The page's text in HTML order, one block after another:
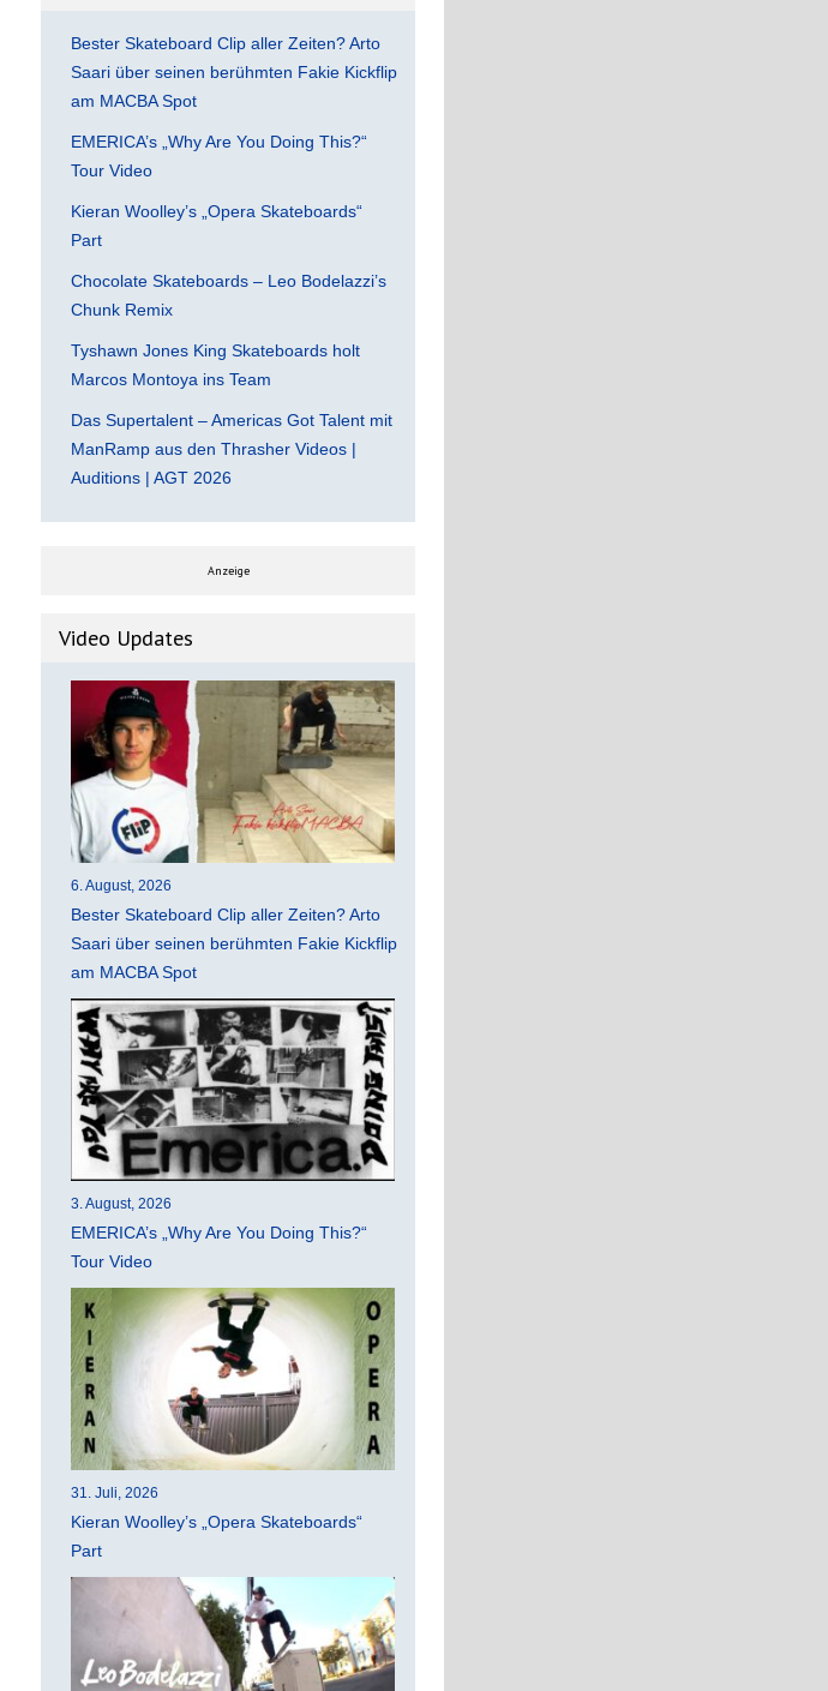
Bester Skateboard Clip aller Zeiten? Arto
Saari über seinen berühmten Fakie Kickflip
am MACBA Spot
EMERICA’s „Why Are You Doing This?“
Tour Video
Kieran Woolley’s „Opera Skateboards“
Part
Chocolate Skateboards – Leo Bodelazzi’s
Chunk Remix
Tyshawn Jones King Skateboards holt
Marcos Montoya ins Team
Das Supertalent – Americas Got Talent mit
ManRamp aus den Thrasher Videos |
Auditions | AGT 2026
Anzeige
Video Updates
6. August, 2026
Bester Skateboard Clip aller Zeiten? Arto
Saari über seinen berühmten Fakie Kickflip
am MACBA Spot
3. August, 2026
EMERICA’s „Why Are You Doing This?“
Tour Video
31. Juli, 2026
Kieran Woolley’s „Opera Skateboards“
Part